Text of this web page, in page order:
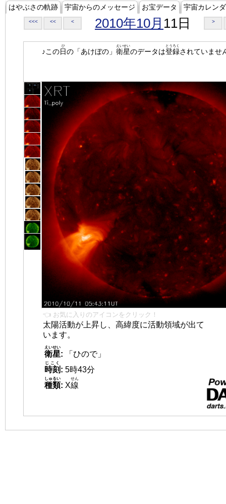
はやぶさの軌跡 宇宙からのメッセージ お宝データ 宇宙カレン
<<< << < 2010年10月 11日 >
♪この日
ひ
の「あけぼの」 衛星
えいせい
のデータは登録
とうろく
されていませ
👈 お気に入りのアイコンをクリック！
太陽活動が上昇し、高緯度に活動領域が出て
います。
衛星
えいせい
:
「ひので」
時刻
じこく
: 5時43分
種類
しゅるい
: X線
せん